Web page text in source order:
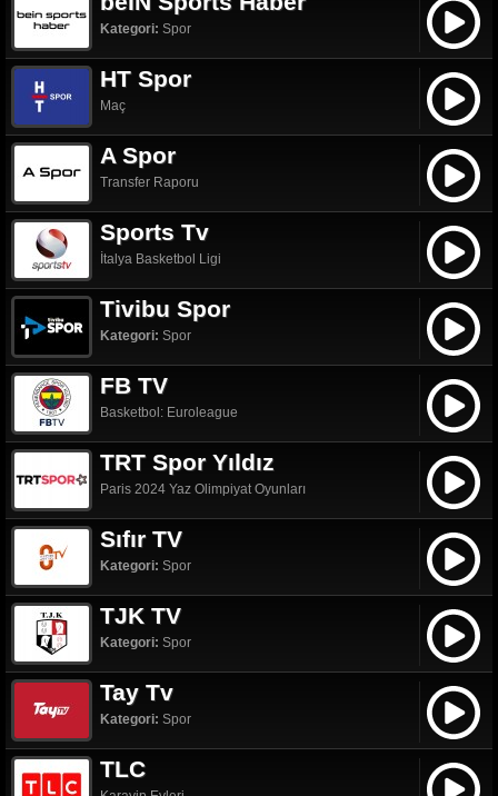
Kategori: Spor
HT Spor
Maç
A Spor
Transfer Raporu
Sports Tv
İtalya Basketbol Ligi
Tivibu Spor
Kategori: Spor
FB TV
Basketbol: Euroleague
TRT Spor Yıldız
Paris 2024 Yaz Olimpiyat Oyunları
Sıfır TV
Kategori: Spor
TJK TV
Kategori: Spor
Tay Tv
Kategori: Spor
TLC